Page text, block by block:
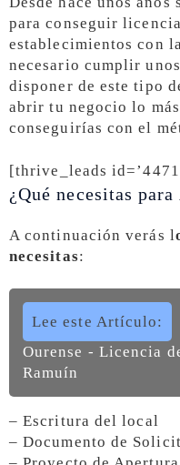
para conseguir
establecimientos con
necesario cumplir
disponer de este tipo
abrir tu negocio lo
conseguirías con el
[thrive_leads
¿Qué necesitas
A continuación verás l
necesitas:
Lee este Artículo:
Ourense - Licencia
Ramuín
– Escritura del local
– Documento de